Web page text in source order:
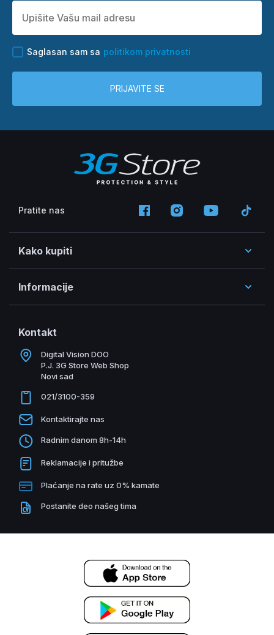
Saglasan sam sa politikom privatnosti
PRIJAVITE SE
Pratite nas
Kako kupiti
Informacije
Kontakt
Digital Vision DOO
P.J. 3G Store Web Shop
Novi sad
021/3100-359
Kontaktirajte nas
Radnim danom 8h-14h
Reklamacije i pritužbe
Plaćanje na rate uz 0% kamate
Postanite deo našeg tima